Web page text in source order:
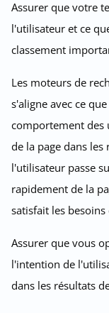
Assurer que votre
l'utilisateur et ce
classement
Les moteurs de
s'aligne avec ce
comportement des
de la page dans
l'utilisateur passe
rapidement de la
satisfait les
Assurer que vous
l'intention de
dans les résultats